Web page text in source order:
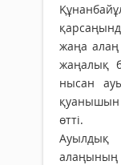
жаңа
жаңалық
нысан
қуанышын
өтті.